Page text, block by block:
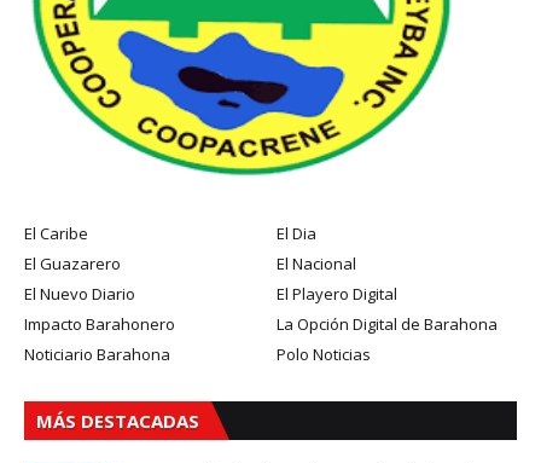
El Caribe
El Dia
El Guazarero
El Nacional
El Nuevo Diario
El Playero Digital
Impacto Barahonero
La Opción Digital de Barahona
Noticiario Barahona
Polo Noticias
MÁS DESTACADAS